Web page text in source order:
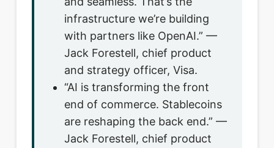
infrastructure we’re building
with partners like OpenAI.” —
Jack Forestell, chief product
and strategy officer, Visa.
“AI is transforming the front
end of commerce. Stablecoins
are reshaping the back end.” —
Jack Forestell, chief product